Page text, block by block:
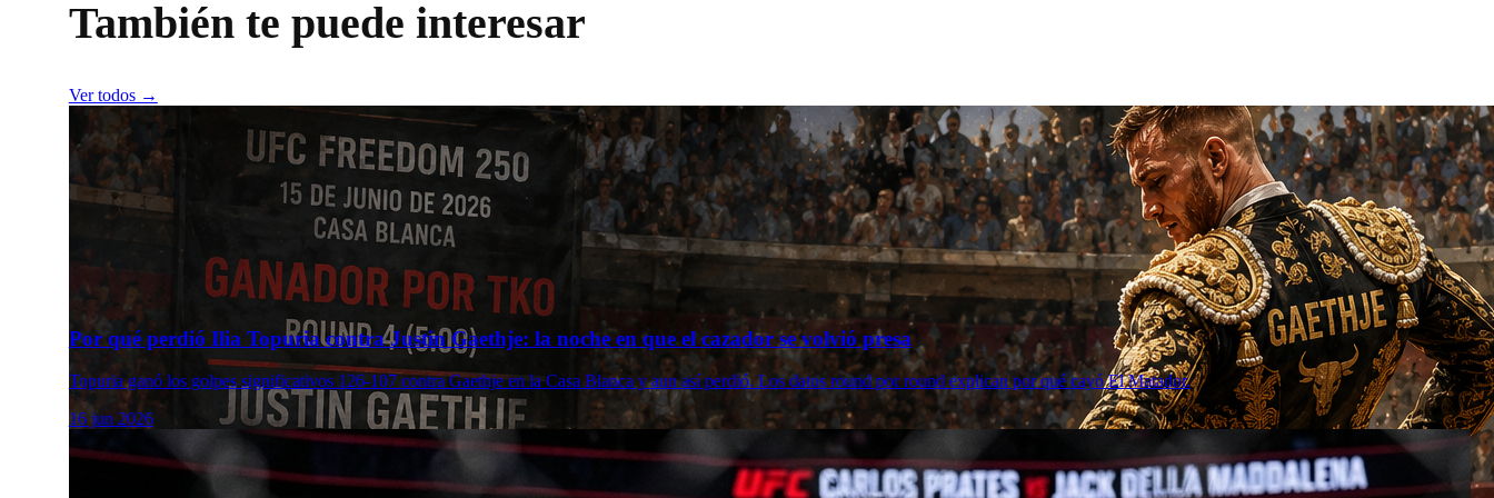
También te puede interesar
Ver todos →
Por qué perdió Ilia Topuria contra Justin Gaethje: la noche en que el cazador se volvió presa
Topuria ganó los golpes significativos 126-107 contra Gaethje en la Casa Blanca y aun así perdió. Los datos round por round explican por qué cayó El Matador.
16 jun 2026